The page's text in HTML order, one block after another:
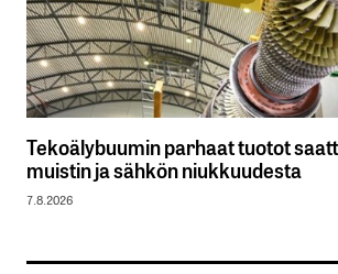
Tekoälybuumin parhaat tuotot
muistin ja sähkön niukkuudesta
7.8.2026